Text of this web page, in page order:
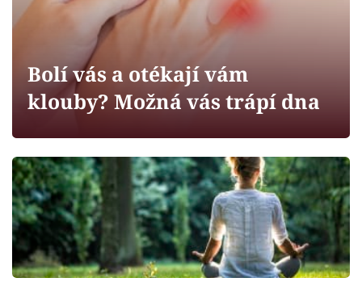
Sledujte prima+
Filmový festival Karlovy Vary
Mámy sobě
Přihlášení
Sledujte nás
Bolí vás a otékají vám
klouby? Možná vás trápí dna